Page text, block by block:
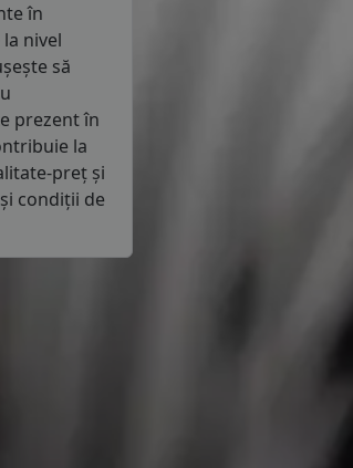
în
nivel
să
prezent în
la
preț și
condiții de